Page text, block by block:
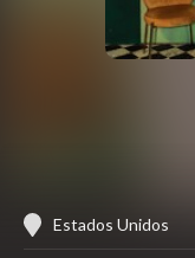
Estados Unidos